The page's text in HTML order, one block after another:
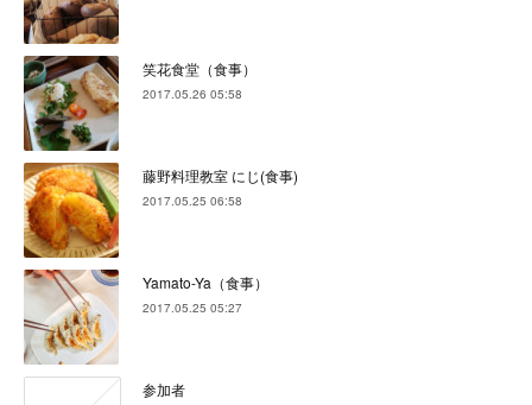
笑花食堂（食事）
2017.05.26 05:58
藤野料理教室 にじ(食事)
2017.05.25 06:58
Yamato-Ya（食事）
2017.05.25 05:27
参加者